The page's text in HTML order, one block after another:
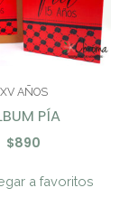
XV AÑOS
PÍA
$890
a favoritos